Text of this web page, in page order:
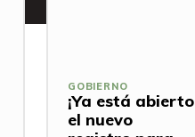
GOBIERNO
¡Ya está abierto
el nuevo